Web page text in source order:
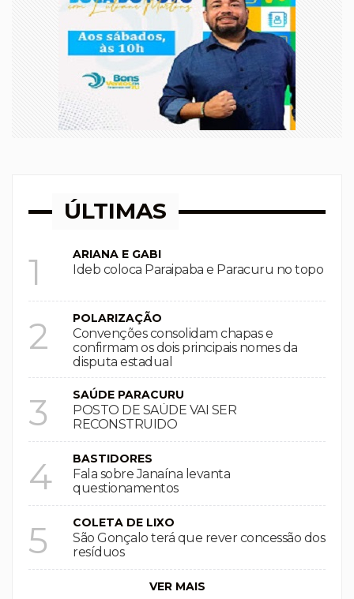
ÚLTIMAS
1 ARIANA E GABI
Ideb coloca Paraipaba e Paracuru no topo
2 POLARIZAÇÃO
Convenções consolidam chapas e
confirmam os dois principais nomes da
disputa estadual
3 SAÚDE PARACURU
POSTO DE SAÚDE VAI SER
RECONSTRUIDO
4 BASTIDORES
Fala sobre Janaína levanta
questionamentos
5 COLETA DE LIXO
São Gonçalo terá que rever concessão dos
resíduos
VER MAIS